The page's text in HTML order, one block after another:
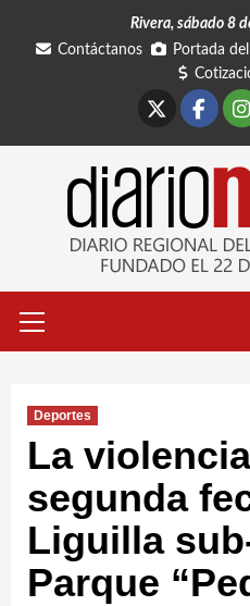
Rivera, sábado 8
Contáctanos
Portada
primario
Deportes
La
segunda
Liguilla
Parque